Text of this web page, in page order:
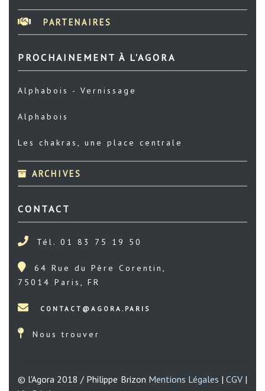
PARTENAIRES
PROCHAINEMENT À L'AGORA
Alphabois - Vernissage
Alphabois
Les chakras, une place centrale
ARCHIVES
CONTACT
Tél. 01 83 75 19 50
64 Rue du Père Corentin,
75014 Paris, FR
Nous trouver
© l'Agora 2018 / Philippe Brizon Mentions Légales | CGV|